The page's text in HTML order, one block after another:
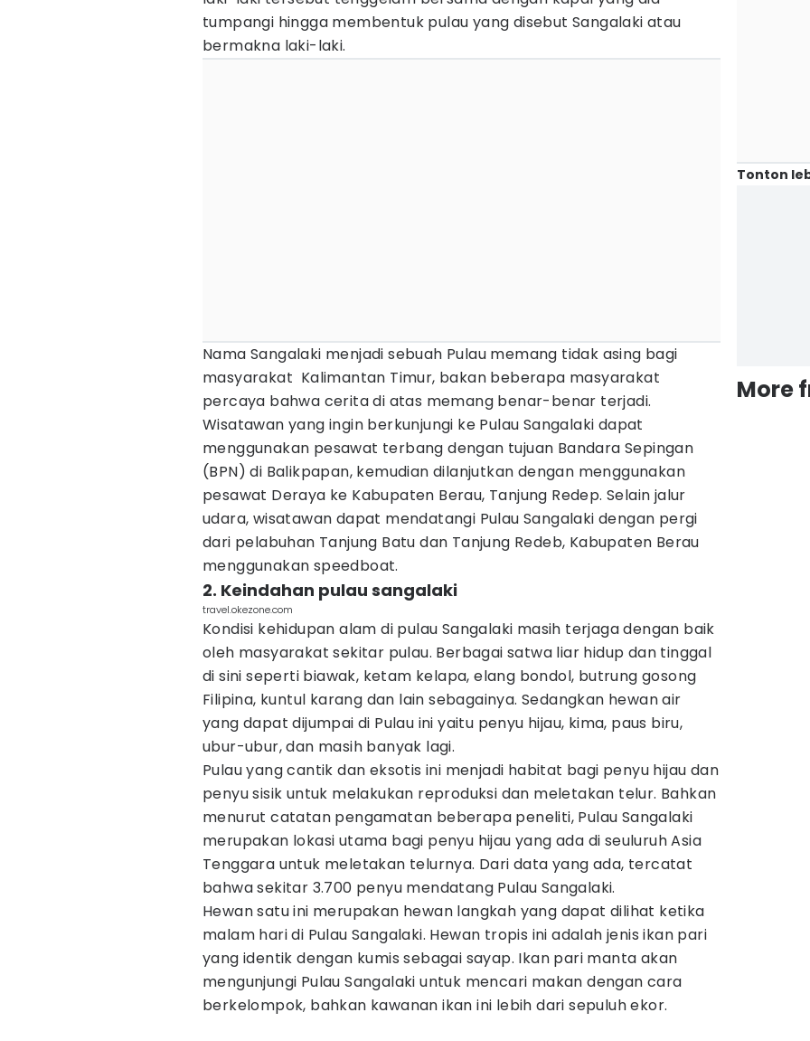
tumpangi hingga membentuk pulau yang disebut Sangalaki atau
bermakna laki-laki.
Nama Sangalaki menjadi sebuah Pulau memang tidak asing bagi
masyarakat Kalimantan Timur, bakan beberapa masyarakat
percaya bahwa cerita di atas memang benar-benar terjadi.
Wisatawan yang ingin berkunjungi ke Pulau Sangalaki dapat
menggunakan pesawat terbang dengan tujuan Bandara Sepingan
(BPN) di Balikpapan, kemudian dilanjutkan dengan menggunakan
pesawat Deraya ke Kabupaten Berau, Tanjung Redep. Selain jalur
udara, wisatawan dapat mendatangi Pulau Sangalaki dengan pergi
dari pelabuhan Tanjung Batu dan Tanjung Redeb, Kabupaten Berau
menggunakan speedboat.
2. Keindahan pulau sangalaki
travel.okezone.com
Kondisi kehidupan alam di pulau Sangalaki masih terjaga dengan baik
oleh masyarakat sekitar pulau. Berbagai satwa liar hidup dan tinggal
di sini seperti biawak, ketam kelapa, elang bondol, butrung gosong
Filipina, kuntul karang dan lain sebagainya. Sedangkan hewan air
yang dapat dijumpai di Pulau ini yaitu penyu hijau, kima, paus biru,
ubur-ubur, dan masih banyak lagi.
Pulau yang cantik dan eksotis ini menjadi habitat bagi penyu hijau dan
penyu sisik untuk melakukan reproduksi dan meletakan telur. Bahkan
menurut catatan pengamatan beberapa peneliti, Pulau Sangalaki
merupakan lokasi utama bagi penyu hijau yang ada di seuluruh Asia
Tenggara untuk meletakan telurnya. Dari data yang ada, tercatat
bahwa sekitar 3.700 penyu mendatang Pulau Sangalaki.
Hewan satu ini merupakan hewan langkah yang dapat dilihat ketika
malam hari di Pulau Sangalaki. Hewan tropis ini adalah jenis ikan pari
yang identik dengan kumis sebagai sayap. Ikan pari manta akan
mengunjungi Pulau Sangalaki untuk mencari makan dengan cara
berkelompok, bahkan kawanan ikan ini lebih dari sepuluh ekor.
Tonton
More